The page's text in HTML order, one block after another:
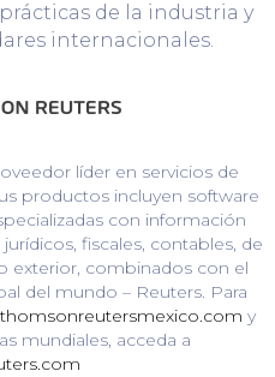
de la industria y
internacionales.
líder en servicios de
productos incluyen software
con información
fiscales, contables, de
exterior, combinados con el
del mundo – Reuters. Para
y
mundiales, acceda a